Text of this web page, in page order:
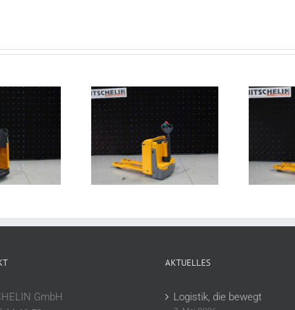
222 – EHW 195 EJE 120 – EHW 193
GmbH
AKTUELLES
Logistik, die bewegt